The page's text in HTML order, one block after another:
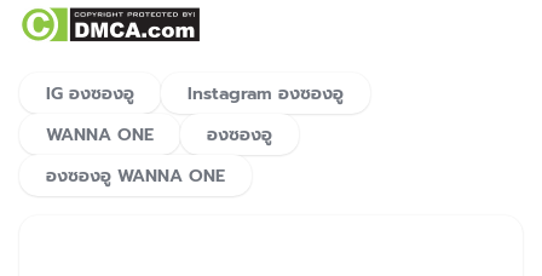
IG องซองอู
Instagram องซองอู
WANNA ONE
องซองอู
องซองอู WANNA ONE